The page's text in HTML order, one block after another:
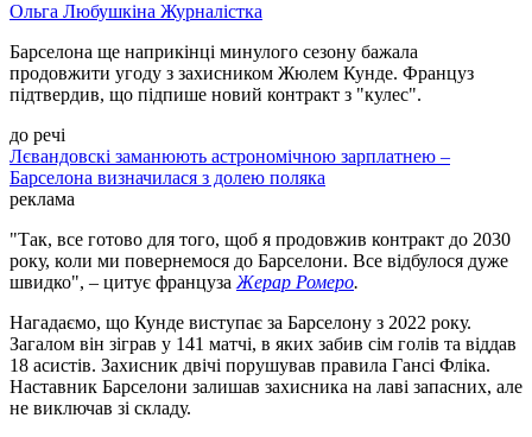
Ольга Любушкіна Журналістка
Барселона ще наприкінці минулого сезону бажала
продовжити угоду з захисником Жюлем Кунде. Француз
підтвердив, що підпише новий контракт з "кулес".
до речі
Лєвандовскі заманюють астрономічною зарплатнею –
Барселона визначилася з долею поляка
реклама
"Так, все готово для того, щоб я продовжив контракт до 2030
року, коли ми повернемося до Барселони. Все відбулося дуже
швидко", – цитує французаЖерар Ромеро.
Нагадаємо, що Кунде виступає за Барселону з 2022 року.
Загалом він зіграв у 141 матчі, в яких забив сім голів та віддав
18 асистів. Захисник двічі порушував правила Гансі Фліка.
Наставник Барселони залишав захисника на лаві запасних, але
не виключав зі складу.